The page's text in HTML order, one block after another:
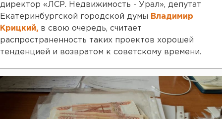
директор «ЛСР. Недвижимость - Урал», депутат
Екатеринбургской городской думы Владимир
Крицкий, в свою очередь, считает
распространенность таких проектов хорошей
тенденцией и возвратом к советскому времени.